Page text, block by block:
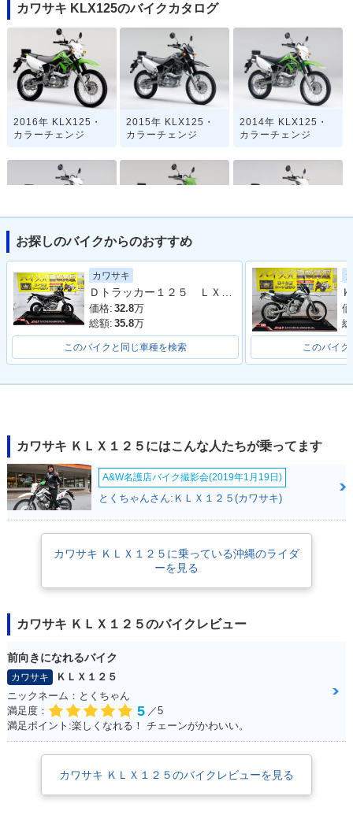
カワサキ KLX125のバイクカタログ
2016年 KLX125・
カラーチェンジ
2015年 KLX125・
カラーチェンジ
2014年 KLX125・
カラーチェンジ
マイナーチェンジ
カラーチェンジ
2010年 KLX125・
お探しのバイクからのおすすめ
カワサキ
価格: 32.8万
総額: 35.8万
このバイクと同じ車種を検索 このバイ
カワサキ ＫＬＸ１２５にはこんな人たちが乗ってます
A&W名護店バイク撮影会(2019年1月19日)
とくちゃんさん:ＫＬＸ１２５(カワサキ)
カワサキ ＫＬＸ１２５に乗っている沖縄のライダ
ーを見る
カワサキ ＫＬＸ１２５のバイクレビュー
前向きになれるバイク
カワサキ
ＫＬＸ１２５
ニックネーム：とくちゃん
満足度：
5 ／5
満足ポイント:楽しくなれる！ チェーンがかわいい。
カワサキ ＫＬＸ１２５のバイクレビューを見る